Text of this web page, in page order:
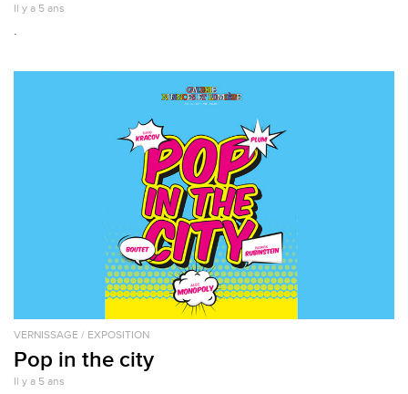
Il y a 5 ans
.
VERNISSAGE / EXPOSITION
Pop in the city
Il y a 5 ans